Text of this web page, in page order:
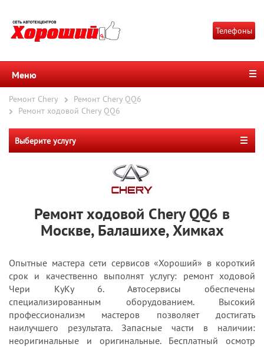
Телефоны
Меню
Ремонт Chery
Ремонт Chery QQ6
Ремонт ходовой Chery QQ6
Выберите услугу
Ремонт ходовой Chery QQ6 в
Москве, Балашихе, Химках
Опытные мастера сети сервисов «Хороший» в короткий
срок и качественно выполнят услугу: ремонт ходовой
Чери КуКу 6. Автосервисы обеспечены
специализированным оборудованием. Высокий
профессионализм мастеров позволяет достигать
наилучшего результата. Запасные части в наличии:
неоригинальные и оригинальные. Бесплатный осмотр